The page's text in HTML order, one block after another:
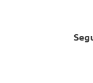
Segui